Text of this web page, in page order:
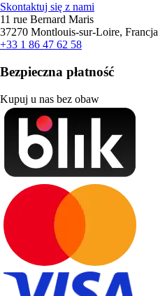
Skontaktuj się z nami
11 rue Bernard Maris
37270 Montlouis-sur-Loire, Francja
+33 1 86 47 62 58
Bezpieczna płatność
Kupuj u nas bez obaw